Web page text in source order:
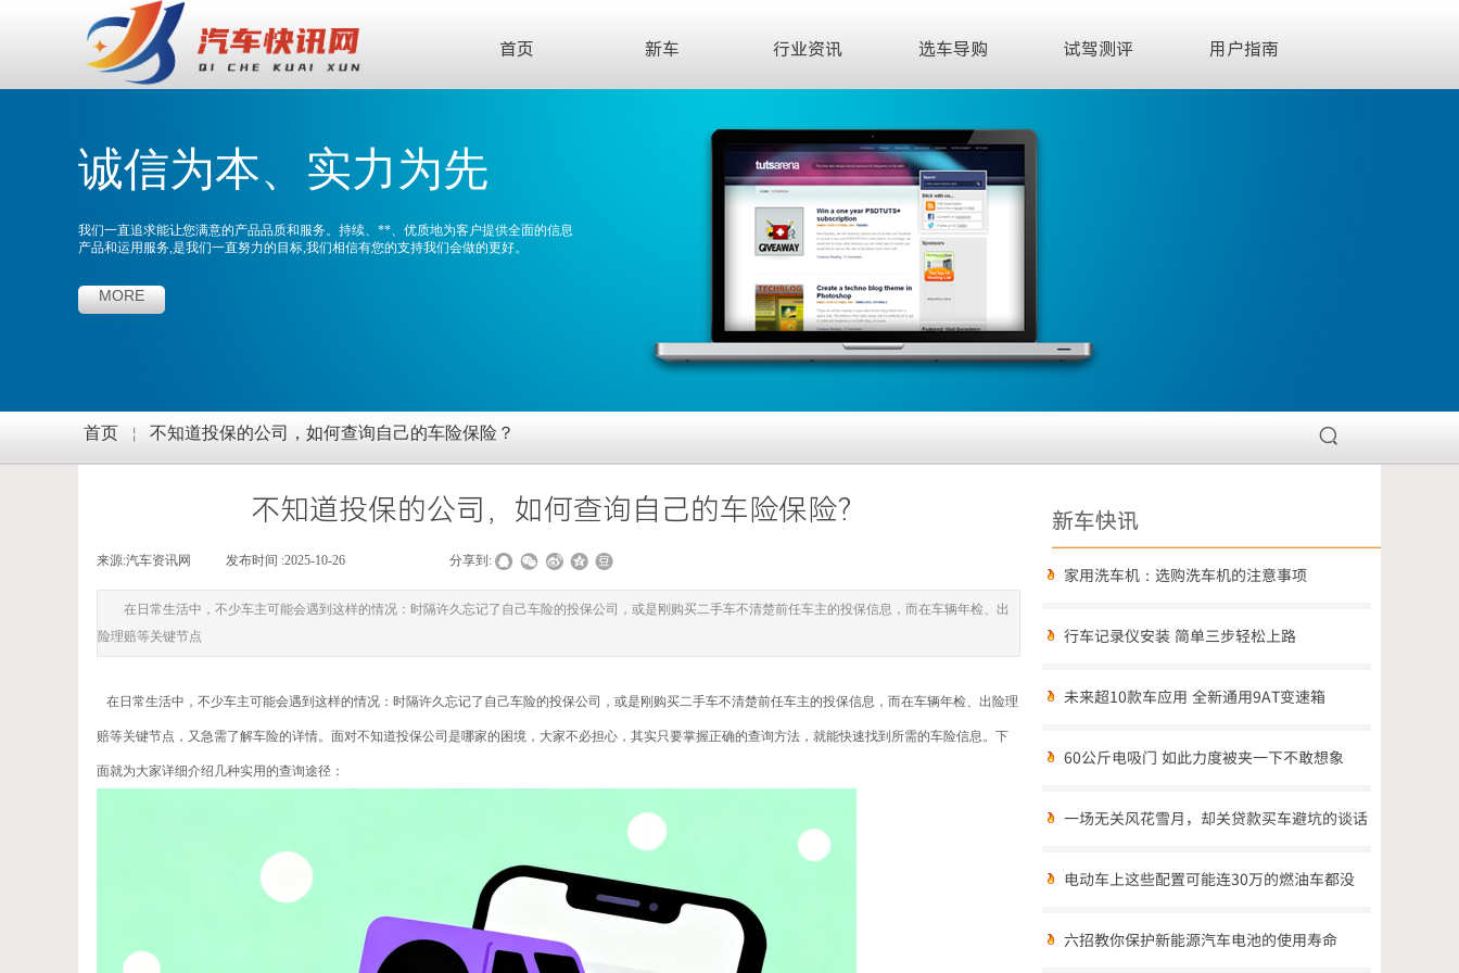
诚信为本、实力为先
我们一直追求能让您满意的产品品质和服务。持续、**、优质地为客户提供全面的信息
产品和运用服务,是我们一直努力的目标,我们相信有您的支持我们会做的更好。
首页 新车 行业资讯 选车导购 试驾测评 用户指南
MORE
首页 ￤ 不知道投保的公司，如何查询自己的车险保险？
不知道投保的公司，如何查询自己的车险保险？
来源:汽车资讯网 发布时间 :2025-10-26 分享到:
在日常生活中，不少车主可能会遇到这样的情况：时隔许久忘记了自己车险的投保公司，或是刚购买二手车不清楚前任车主的投保信息，而在车辆年检、出
险理赔等关键节点
在日常生活中，不少车主可能会遇到这样的情况：时隔许久忘记了自己车险的投保公司，或是刚购买二手车不清楚前任车主的投保信息，而在车辆年检、出险理
赔等关键节点，又急需了解车险的详情。面对不知道投保公司是哪家的困境，大家不必担心，其实只要掌握正确的查询方法，就能快速找到所需的车险信息。下
面就为大家详细介绍几种实用的查询途径：
新车快讯
家用洗车机：选购洗车机的注意事项
行车记录仪安装 简单三步轻松上路
未来超10款车应用 全新通用9AT变速箱
60公斤电吸门 如此力度被夹一下不敢想象
一场无关风花雪月，却关贷款买车避坑的谈话
电动车上这些配置可能连30万的燃油车都没
六招教你保护新能源汽车电池的使用寿命